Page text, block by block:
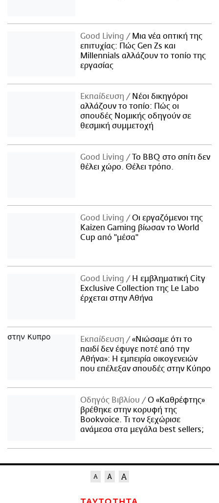
Good Living
Μια νέα οπτική της
επιτυχίας: Πώς Gen Zs και
Millennials αλλάζουν το τοπίο της
εργασίας
Εκπαίδευση
Νέοι δικηγόροι
αλλάζουν το τοπίο: Πώς οι
σπουδές Νομικής οδηγούν σε
θεσμική συμμετοχή
Good Living
Το BBQ στο σπίτι δεν
θέλει χώρο. Θέλει τρόπο.
Good Living
Οι εργαζόμενοι της
Kaizen Gaming βίωσαν το World
Cup από "μέσα"
Good Living
Η εμβληματική City
Exclusive Collection της Le Labo
έρχεται στην Αθήνα
Εκπαίδευση
«Νιώσαμε ότι το
παιδί δεν έφυγε ποτέ από την
Αθήνα»: Η εμπειρία οικογενειών
που επέλεξαν σπουδές στην Κύπρο
Οδηγός Βιβλίου
Ο «Καθρέφτης»
βρέθηκε στην κορυφή της
Bookvoice. Τι τον ξεχώρισε
ανάμεσα στα μεγάλα best sellers;